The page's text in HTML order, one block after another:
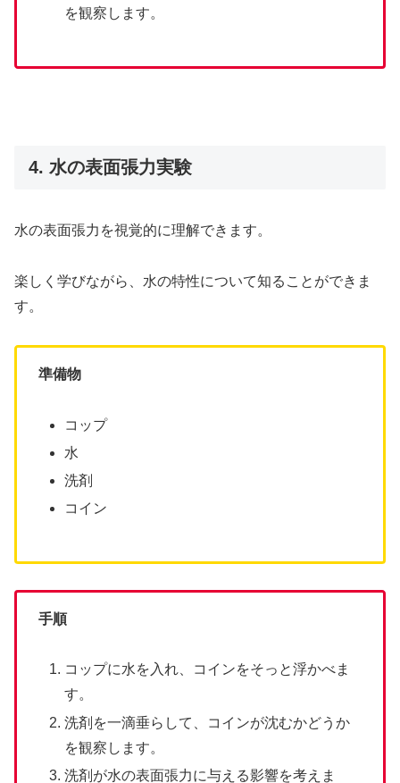
を観察します。
4. 水の表面張力実験
水の表面張力を視覚的に理解できます。
楽しく学びながら、水の特性について知ることができま
す。
準備物
コップ
水
洗剤
コイン
手順
コップに水を入れ、コインをそっと浮かべま
す。
洗剤を一滴垂らして、コインが沈むかどうか
を観察します。
洗剤が水の表面張力に与える影響を考えま